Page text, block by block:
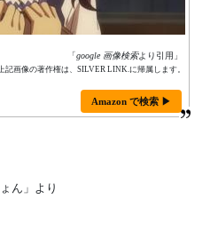
「google 画像検索より引用」
記画像の著作権は、SILVER LINK.に帰属します。
Amazon で検索 ▶
ん」より